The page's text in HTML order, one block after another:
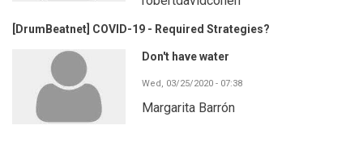
[DrumBeatnet] COVID-19 - Required Strategies?
Don't have water
Wed, 03/25/2020 - 07:38
Margarita Barrón